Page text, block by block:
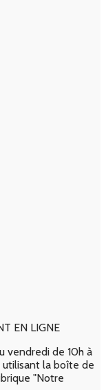
EN LIGNE
vendredi de 10h à
utilisant la boîte de
"Notre